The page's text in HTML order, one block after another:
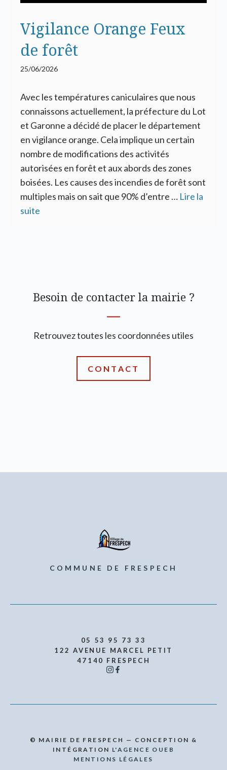
Vigilance Orange Feux
de forêt
25/06/2026
Avec les températures caniculaires que nous
connaissons actuellement, la préfecture du Lot
et Garonne a décidé de placer le département
en vigilance orange. Cela implique un certain
nombre de modifications des activités
autorisées en forêt et aux abords des zones
boisées. Les causes des incendies de forêt sont
multiples mais on sait que 90% d’entre … Lire la
suite
Besoin de contacter la mairie ?
Retrouvez toutes les coordonnées utiles
CONTACT
COMMUNE DE FRESPECH
05 53 95 73 33
122 AVENUE MARCEL PETIT
47140 FRESPECH
© MAIRIE DE FRESPECH — CONCEPTION &
INTÉGRATION L'AGENCE OUEB
MENTIONS LÉGALES